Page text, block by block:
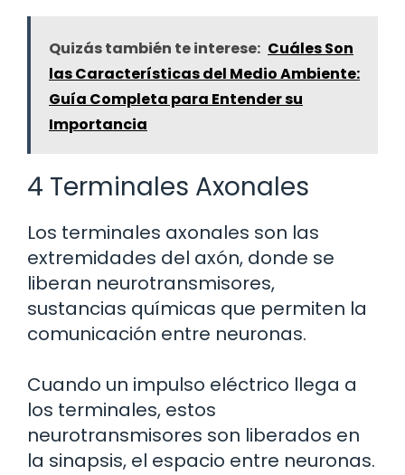
Quizás también te interese: Cuáles Son
las Características del Medio Ambiente:
Guía Completa para Entender su
Importancia
4 Terminales Axonales
Los terminales axonales son las
extremidades del axón, donde se
liberan neurotransmisores,
sustancias químicas que permiten la
comunicación entre neuronas.
Cuando un impulso eléctrico llega a
los terminales, estos
neurotransmisores son liberados en
la sinapsis, el espacio entre neuronas.